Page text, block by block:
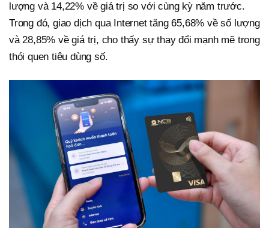
lượng và 14,22% về giá trị so với cùng kỳ năm trước.
Trong đó, giao dịch qua Internet tăng 65,68% về số lượng
và 28,85% về giá trị, cho thấy sự thay đổi mạnh mẽ trong
thói quen tiêu dùng số.